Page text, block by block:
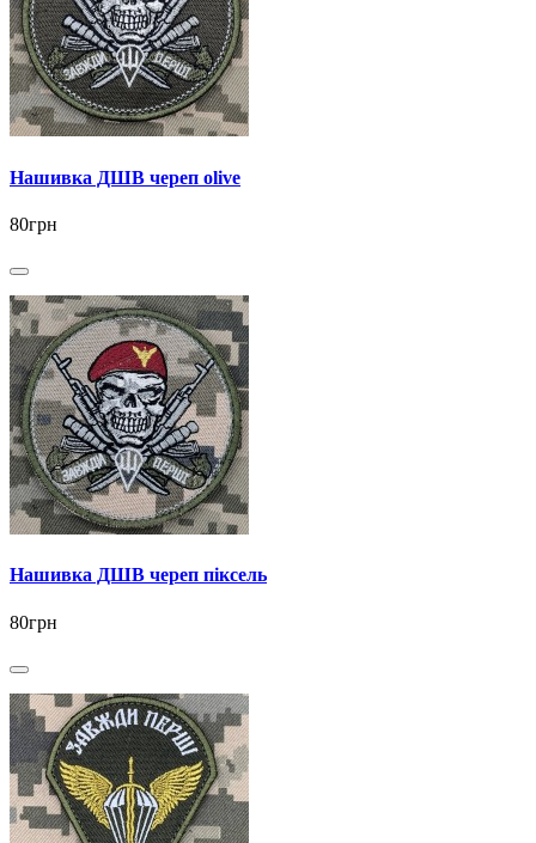
Нашивка ДШВ череп olive
80грн
Нашивка ДШВ череп піксель
80грн